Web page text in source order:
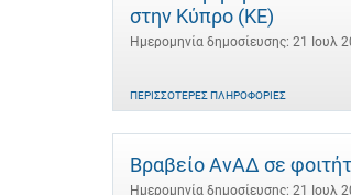
στην Κύπρο (ΚΕ)
Ημερομηνία δημοσίευσης: 21 Ιουλ
ΠΕΡΙΣΣΌΤΕΡΕΣ ΠΛΗΡΟΦΟΡΊΕΣ
Βραβείο ΑνΑΔ σε
Ημερομηνία δημοσίευσης: 21 Ιουλ